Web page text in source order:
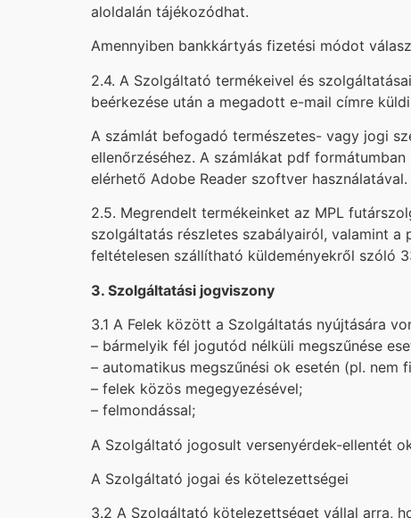
aloldalán tájékozódhat.
Amennyiben bankkártyás fizetési módot
2.4. A Szolgáltató termékeivel és
beérkezése után a megadott e-mail címre
A számlát befogadó természetes- vagy jogi
ellenőrzéséhez. A számlákat pdf
elérhető Adobe Reader szoftver használatával.
2.5. Megrendelt termékeinket az MPL
szolgáltatás részletes szabályairól, valamint
feltételesen szállítható küldeményekről szóló
3. Szolgáltatási jogviszony
3.1 A Felek között a Szolgáltatás nyújtására
– bármelyik fél jogutód nélküli megszűnése
– automatikus megszűnési ok esetén (pl. nem
– felek közös megegyezésével;
– felmondással;
A Szolgáltató jogosult versenyérdek-ellentét
A Szolgáltató jogai és kötelezettségei
3.2 A Szolgáltató kötelezettséget vállal arra,